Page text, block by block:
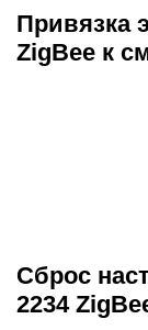
Привязка
ZigBee к
Сброс
2234